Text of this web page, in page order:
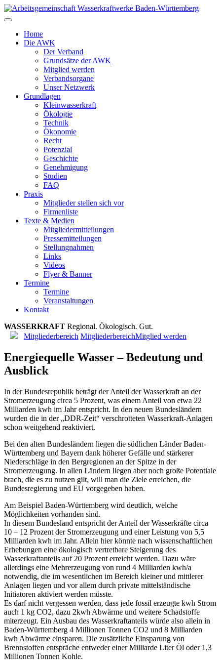
Zum
Inhalt
Home
Die AWK
Der Verband
Grundsätze der AWK
Mitglied werden
Verbandsorgane
Unser Netzwerk
Grundlagen
Kleinwasserkraft
Ökologie
Technik
Ökonomie
Recht
Potenzial
Geschichte
Genehmigung
Studien
FAQ
Praxis
Mitglieder stellen sich vor
Firmenliste
Texte & Medien
Mitgliedermitteilungen
Pressemitteilungen
Stellungnahmen
Links
Videos
Flyer & Banner
Termine
Termine
Veranstaltungen
Kontakt
WASSERKRAFT Regional. Ökologisch. Gut.
Mitgliederbereich MitgliederbereichMitglied werden
Energiequelle Wasser – Bedeutung und
Ausblick
In der Bundesrepublik beträgt der Anteil der Wasserkraft an der
Stromerzeugung circa 5 Prozent, was einem Anteil von etwa 22
Milliarden kwh im Jahr entspricht. In den neuen Bundesländern
wurden die in der „DDR-Zeit“ verschrotteten Wasserkraft-Anlagen
schon weitgehend reaktiviert.
Bei den alten Bundesländern liegen die südlichen Länder Baden-
Württemberg und Bayern dank höherer Gefälle und stärkerer
Niederschläge in den Bergregionen an der Spitze in der
Stromerzeugung. In allen Ländern liegen aber noch große Potentiale
brach, die es zu nutzen gilt, will man die Ziele erreichen, die
Bundesregierung und EU vorgegeben haben.
Am Beispiel Baden-Württemberg wird deutlich, welche
Möglichkeiten vorhanden sind.
In diesem Bundesland entspricht der Anteil der Wasserkräfte circa
10 – 12 Prozent der Stromerzeugung und einer Leistung von 5,5
Milliarden kwh im Jahr. Allein hier könnte nach wissenschaftlichen
Erhebungen eine ökologisch vertretbare Steigerung des
Wasserkraftanteils auf 20 Prozent erreicht werden. Dazu wäre
allerdings eine Mehrerzeugung von rund 4 Milliarden kwh/a
notwendig, die im wesentlichen im Bereich kleiner und mittlerer
Anlagen liegen und vor allem durch private mittelständische
Initiatoren aktiviert werden müsste.
Es darf nicht vergessen werden, dass jede fossil erzeugte kwh Strom
auch 1 kg CO2, dazu 2kwh Abwärme und weitere Schadstoffe
miterzeugt. Ein Ausbau des Wasserkraftanteils würde also allein in
Baden-Württemberg 4 Millionen Tonnen CO2 und 8 Milliarden
kwh Abwärme einsparen. Die zusätzliche Einsparung von
Brennstoffen entspräche entweder einer Milliarde Liter Öl oder 1,3
Millionen Tonnen Kohle.